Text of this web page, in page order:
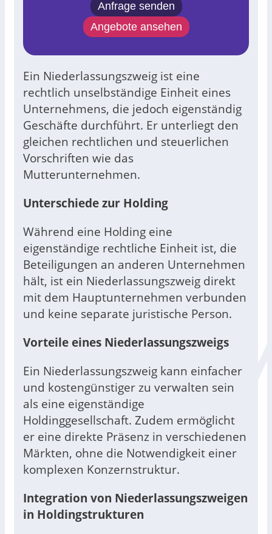
Anfrage senden
Angebote ansehen
Ein Niederlassungszweig ist eine
rechtlich unselbständige Einheit eines
Unternehmens, die jedoch eigenständig
Geschäfte durchführt. Er unterliegt den
gleichen rechtlichen und steuerlichen
Vorschriften wie das
Mutterunternehmen.
Unterschiede zur Holding
Während eine Holding eine
eigenständige rechtliche Einheit ist, die
Beteiligungen an anderen Unternehmen
hält, ist ein Niederlassungszweig direkt
mit dem Hauptunternehmen verbunden
und keine separate juristische Person.
Vorteile eines Niederlassungszweigs
Ein Niederlassungszweig kann einfacher
und kostengünstiger zu verwalten sein
als eine eigenständige
Holdinggesellschaft. Zudem ermöglicht
er eine direkte Präsenz in verschiedenen
Märkten, ohne die Notwendigkeit einer
komplexen Konzernstruktur.
Integration von Niederlassungszweigen
in Holdingstrukturen